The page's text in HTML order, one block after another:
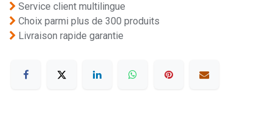
Service client multilingue
Choix parmi plus de 300 produits
Livraison rapide garantie